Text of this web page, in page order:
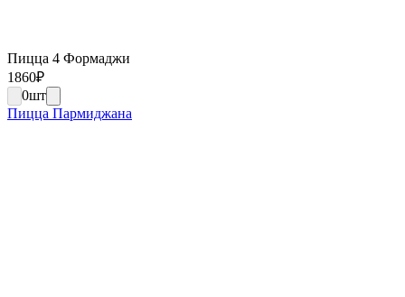
Пицца 4 Формаджи
1860₽
0шт
Пицца Пармиджана